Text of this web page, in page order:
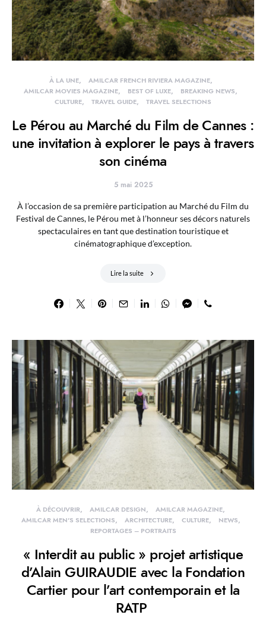
À LA UNE
AMILCAR FRENCH RIVIERA MAGAZINE
AMILCAR MOVIES MAGAZINE
BEST OF LUXE
BREAKING NEWS
CULTURE
TRAVEL GUIDE TRAVEL SELECTIONS
Le Pérou au Marché du Film de Cannes :
une invitation à explorer le pays à travers
son cinéma
5 mai 2025
À l’occasion de sa première participation au Marché du Film du
Festival de Cannes, le Pérou met à l’honneur ses décors naturels
spectaculaires en tant que destination touristique et
cinématographique d’exception.
Lire la suite
À DÉCOUVRIR AMILCAR DESIGN
AMILCAR MAGAZINE
AMILCAR MEN'S SELECTIONS
ARCHITECTURE CULTURE
NEWS
REPORTAGES – PORTRAITS
« Interdit au public » projet artistique
d’Alain GUIRAUDIE avec la Fondation
Cartier pour l’art contemporain et la
RATP